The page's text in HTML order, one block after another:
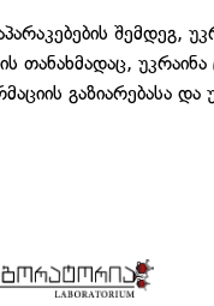
შემდეგ,
გაზიარებასა